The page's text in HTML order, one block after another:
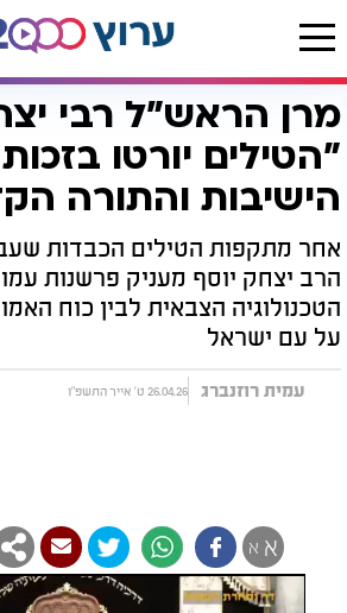
דף הבית חדשות מרן הראש"ל רבי יצחק יוסף: "הטילים יורטו בזכות בחורי הישיבות והתורה הקדושה"
מרן הראש"ל רבי
"הטילים יורטו
הישיבות והתורה
אחר מתקפות הטילים הכבדות
הרב יצחק יוסף מעניק פרשנות
הטכנולוגיה הצבאית לבין כוח
על עם ישראל
עמית רוזנברג 26.04.26 ט' אייר התשפ"ו
א א